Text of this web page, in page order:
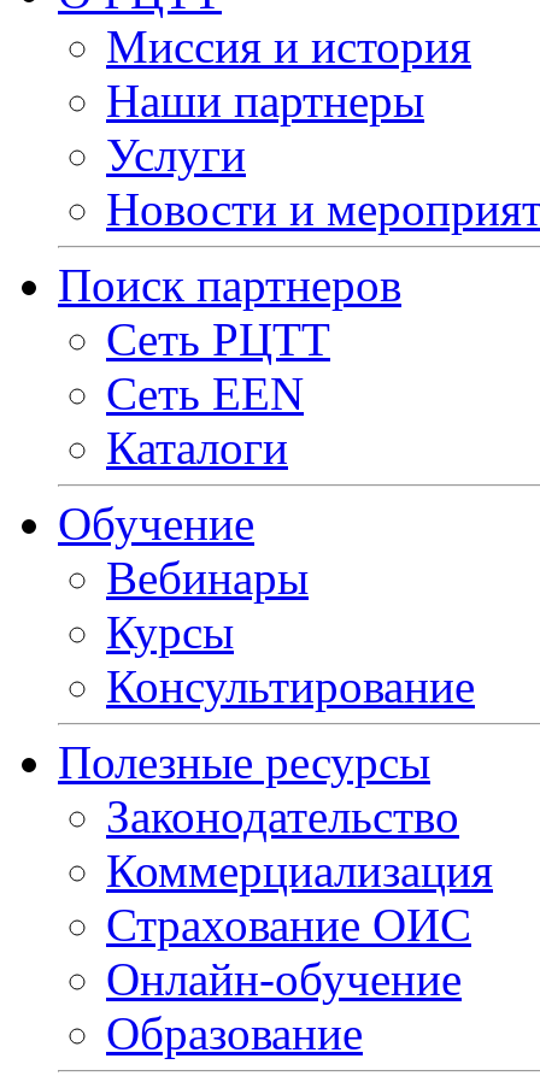
Миссия и история
Наши партнеры
Услуги
Новости и
Поиск партнеров
Сеть РЦТТ
Сеть EEN
Каталоги
Обучение
Вебинары
Курсы
Консультирование
Полезные ресурсы
Законодательство
Коммерциализация
Страхование ОИС
Онлайн-обучение
Образование